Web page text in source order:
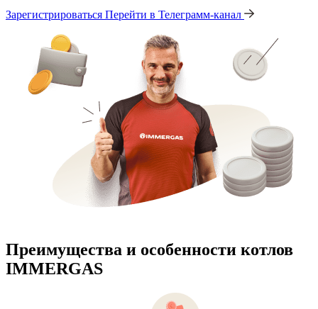
Зарегистрироваться Перейти в Телеграмм-канал
Преимущества и особенности котлов
IMMERGAS